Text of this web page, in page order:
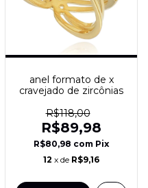
anel formato de x
cravejado de zircônias
R$118,00
R$89,98
R$80,98 com Pix
12 x de R$9,16